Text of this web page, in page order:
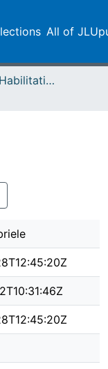
All of
Dissertationen/Habilitationen